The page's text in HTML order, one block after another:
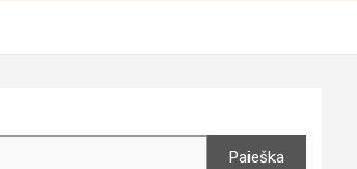
Paieška